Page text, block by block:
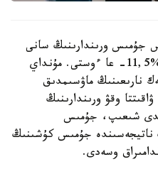
جۇمىس ورىندارىنىڭ سانى
%3,8- عا ازايسا، تۇيىندەمەلەر %11,5- عا ءوستى. مۇنداي
نارىعىنىڭ ماۋسىمدىق
وقۋ ورىندارىنىڭ
شىعىپ، جۇمىس
ناتيجەسىندە جۇمىس كۇشىنىڭ
وسەدى.